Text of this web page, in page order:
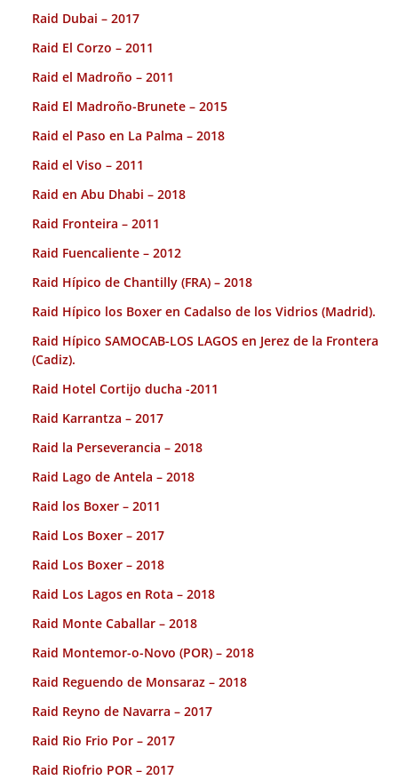
Raid Dubai – 2017
Raid El Corzo – 2011
Raid el Madroño – 2011
Raid El Madroño-Brunete – 2015
Raid el Paso en La Palma – 2018
Raid el Viso – 2011
Raid en Abu Dhabi – 2018
Raid Fronteira – 2011
Raid Fuencaliente – 2012
Raid Hípico de Chantilly (FRA) – 2018
Raid Hípico los Boxer en Cadalso de los Vidrios (Madrid).
Raid Hípico SAMOCAB-LOS LAGOS en Jerez de la Frontera
(Cadiz).
Raid Hotel Cortijo ducha -2011
Raid Karrantza – 2017
Raid la Perseverancia – 2018
Raid Lago de Antela – 2018
Raid los Boxer – 2011
Raid Los Boxer – 2017
Raid Los Boxer – 2018
Raid Los Lagos en Rota – 2018
Raid Monte Caballar – 2018
Raid Montemor-o-Novo (POR) – 2018
Raid Reguendo de Monsaraz – 2018
Raid Reyno de Navarra – 2017
Raid Rio Frio Por – 2017
Raid Riofrio POR – 2017